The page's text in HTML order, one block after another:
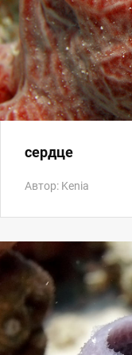
сердце
Автор: Kenia